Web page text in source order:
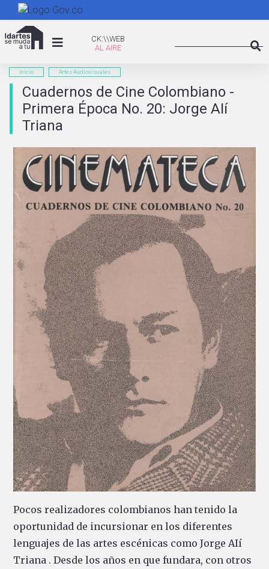
al
CK:\WEB
CK:\\WEB
inicio Artes Audiovisuales
Cuadernos de Cine Colombiano -
Primera Época No. 20: Jorge AIí
Triana
Pocos realizadores colombianos han tenido la
oportunidad de incursionar en los diferentes
lenguajes de las artes escénicas como Jorge AIí
Triana . Desde los años en que fundara, con otros